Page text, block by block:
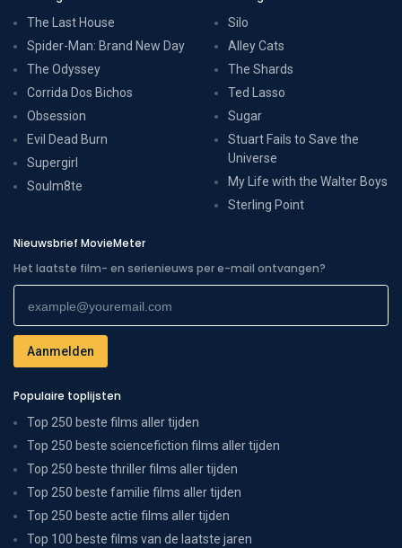
The Last House
Spider-Man: Brand New Day
The Odyssey
Corrida Dos Bichos
Obsession
Evil Dead Burn
Supergirl
Soulm8te
Silo
Alley Cats
The Shards
Ted Lasso
Sugar
Stuart Fails to Save the
Universe
My Life with the Walter Boys
Sterling Point
Nieuwsbrief MovieMeter
Het laatste film- en serienieuws per e-mail ontvangen?
Populaire toplijsten
Top 250 beste films aller tijden
Top 250 beste sciencefiction films aller tijden
Top 250 beste thriller films aller tijden
Top 250 beste familie films aller tijden
Top 250 beste actie films aller tijden
Top 100 beste films van de laatste jaren